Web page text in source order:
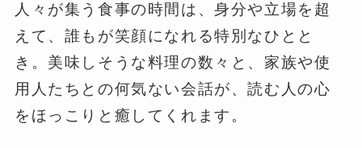
人々が集う食事の時間は、身分や立場を超
えて、誰もが笑顔になれる特別なひとと
き。美味しそうな料理の数々と、家族や使
用人たちとの何気ない会話が、読む人の心
をほっこりと癒してくれます。